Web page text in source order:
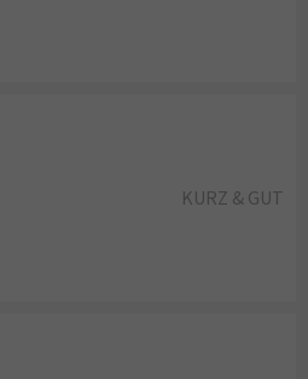
KURZ & GUT